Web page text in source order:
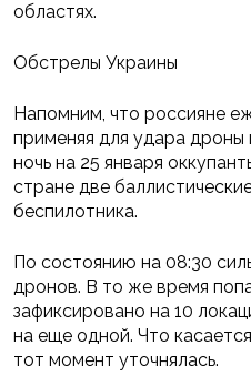
областях.
Обстрелы Украины
Напомним, что россияне
применяя для удара дроны
ночь на 25 января
стране две
беспилотника.
По состоянию на 08:30
дронов. В то же время
зафиксировано на 10
на еще одной. Что
тот момент уточнялась.